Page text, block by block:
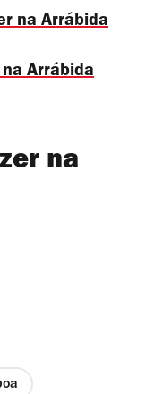
na Arrábida
Arrábida
na